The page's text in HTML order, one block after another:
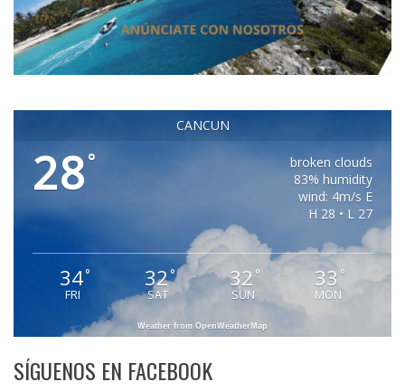
CANCUN
28°
broken clouds
83% humidity
wind: 4m/s E
H 28 • L 27
34°
FRI
32°
SAT
32 °
SUN
33 °
MON
Weather from OpenWeatherMap
SÍGUENOS EN FACEBOOK